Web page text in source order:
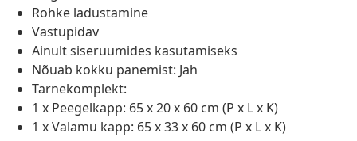
Rohke ladustamine
Vastupidav
Ainult siseruumides kasutamiseks
Nõuab kokku panemist: Jah
Tarnekomplekt:
1 x Peegelkapp: 65 x 20 x 60 cm (P x L x K)
1 x Valamu kapp: 65 x 33 x 60 cm (P x L x K)